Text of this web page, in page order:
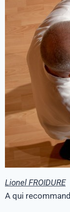
Lionel FROIDURE
A qui